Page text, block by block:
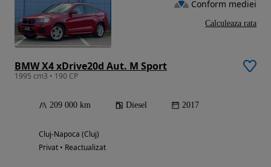
BMW X4 xDrive20d Aut. M Sport
1995 cm3 • 190 CP
209 000 km Diesel 2017
Cluj-Napoca (Cluj)
Privat • Reactualizat
Conform mediei
Calculeaza rata